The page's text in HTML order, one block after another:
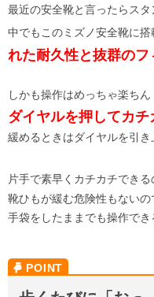
最近の安全靴と言ったらスタ
中でもこのミズノ安全靴に
れた耐久性と抜群のフ
しかも操作はめっちゃ楽ちん
ダイヤルを押してカ
緩めるときはダイヤルを引
片手で素早くカチカチできる
靴ひもが緩む危険性もないの
手袋をしたままでも操作でき